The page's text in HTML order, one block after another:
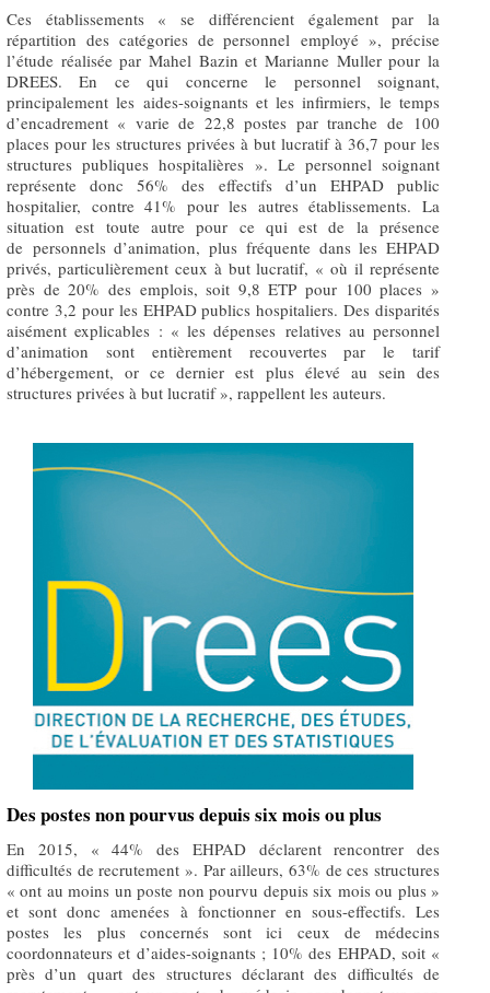
Ces établissements « se différencient également par la
répartition des catégories de personnel employé », précise
l’étude réalisée par Mahel Bazin et Marianne Muller pour la
DREES. En ce qui concerne le personnel soignant,
principalement les aides-soignants et les infirmiers, le temps
d’encadrement « varie de 22,8 postes par tranche de 100
places pour les structures privées à but lucratif à 36,7 pour les
structures publiques hospitalières ». Le personnel soignant
représente donc 56% des effectifs d’un EHPAD public
hospitalier, contre 41% pour les autres établissements. La
situation est toute autre pour ce qui est de la présence
de personnels d’animation, plus fréquente dans les EHPAD
privés, particulièrement ceux à but lucratif, « où il représente
près de 20% des emplois, soit 9,8 ETP pour 100 places »
contre 3,2 pour les EHPAD publics hospitaliers. Des disparités
aisément explicables : « les dépenses relatives au personnel
d’animation sont entièrement recouvertes par le tarif
d’hébergement, or ce dernier est plus élevé au sein des
structures privées à but lucratif », rappellent les auteurs.
Des postes non pourvus depuis six mois ou plus
En 2015, « 44% des EHPAD déclarent rencontrer des
difficultés de recrutement ». Par ailleurs, 63% de ces structures
« ont au moins un poste non pourvu depuis six mois ou plus »
et sont donc amenées à fonctionner en sous-effectifs. Les
postes les plus concernés sont ici ceux de médecins
coordonnateurs et d’aides-soignants ; 10% des EHPAD, soit «
près d’un quart des structures déclarant des difficultés de